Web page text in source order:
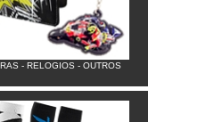
- RELOGIOS - OUTROS